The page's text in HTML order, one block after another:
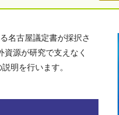
名古屋議定書が採択さ
源が研究で支えなく
明を行います。